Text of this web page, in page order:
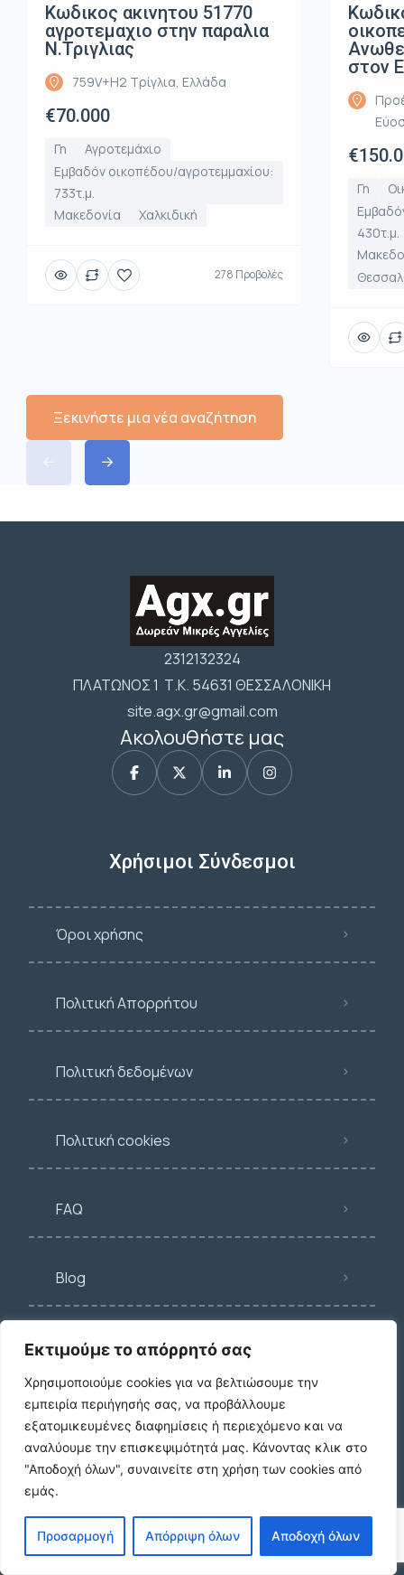
Εκτιμούμε το απόρρητό σας
Χρησιμοποιούμε cookies για να βελτιώσουμε την
εμπειρία περιήγησής σας, να προβάλλουμε
εξατομικευμένες διαφημίσεις ή περιεχόμενο και να
αναλύουμε την επισκεψιμότητά μας. Κάνοντας κλικ στο
"Αποδοχή όλων", συναινείτε στη χρήση των cookies από
εμάς.
Προσαρμογή Απόρριψη όλων Αποδοχή όλων
Κωδικος ακινητου 51770
αγροτεμαχιο στην παραλια
Ν.Τριγλιας
759V+H2 Τρίγλια, Ελλάδα
€70.000
Γη
Αγροτεμάχιο
Εμβαδόν οικοπέδου/αγροτεμμαχίου:
733τ.μ.
Μακεδονία
Χαλκιδική
278 Προβολές
στον
Γη
430τ.μ.
Ξεκινήστε μια νέα αναζήτηση
2312132324
ΠΛΑΤΩΝΟΣ 1 Τ.Κ. 54631 ΘΕΣΣΑΛΟΝΙΚΗ
site.agx.gr@gmail.com
Ακολουθήστε μας
Χρήσιμοι Σύνδεσμοι
Όροι χρήσης
Πολιτική Απορρήτου
Πολιτική δεδομένων
Πολιτική cookies
FAQ
Blog
Κατηγορίες
Κατοικία
Γη